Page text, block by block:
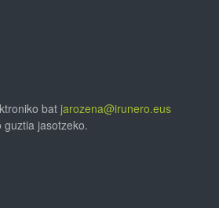
bat jarozena@irunero.eus
jasotzeko.